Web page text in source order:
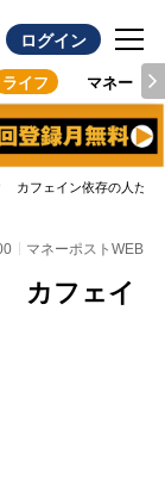
ログイン
ライフ マネー
カフェイン依存の人たち
マネーポストWEB
カフェイ